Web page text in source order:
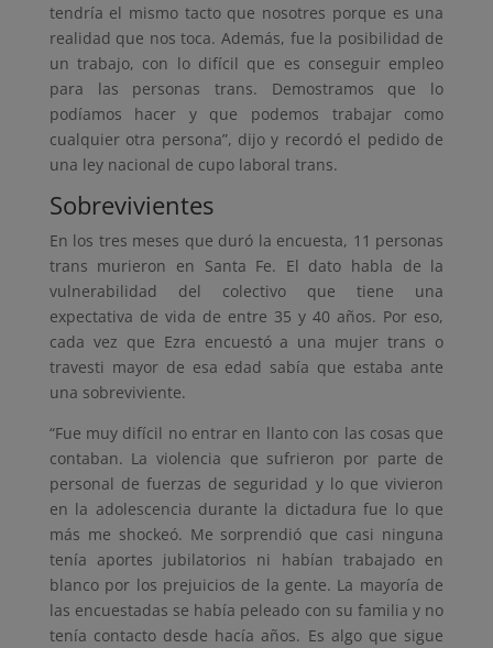
tendría el mismo tacto que nosotres porque es una
realidad que nos toca. Además, fue la posibilidad de
un trabajo, con lo difícil que es conseguir empleo
para las personas trans. Demostramos que lo
podíamos hacer y que podemos trabajar como
cualquier otra persona”, dijo y recordó el pedido de
una ley nacional de cupo laboral trans.
Sobrevivientes
En los tres meses que duró la encuesta, 11 personas
trans murieron en Santa Fe. El dato habla de la
vulnerabilidad del colectivo que tiene una
expectativa de vida de entre 35 y 40 años. Por eso,
cada vez que Ezra encuestó a una mujer trans o
travesti mayor de esa edad sabía que estaba ante
una sobreviviente.
“Fue muy difícil no entrar en llanto con las cosas que
contaban. La violencia que sufrieron por parte de
personal de fuerzas de seguridad y lo que vivieron
en la adolescencia durante la dictadura fue lo que
más me shockeó. Me sorprendió que casi ninguna
tenía aportes jubilatorios ni habían trabajado en
blanco por los prejuicios de la gente. La mayoría de
las encuestadas se había peleado con su familia y no
tenía contacto desde hacía años. Es algo que sigue